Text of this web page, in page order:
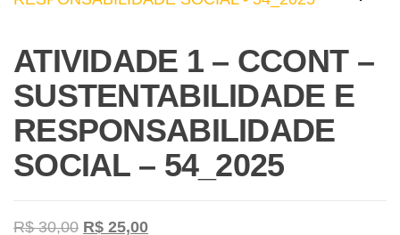
ATIVIDADE 1 – CCONT –
SUSTENTABILIDADE E
RESPONSABILIDADE
SOCIAL – 54_2025
R$30,00 R$ 25,00